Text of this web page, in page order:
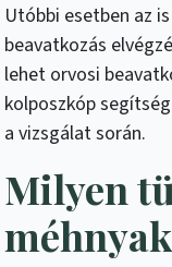
Utóbbi esetben az
beavatkozás
lehet orvosi
kolposzkóp
a vizsgálat során.
Milyen